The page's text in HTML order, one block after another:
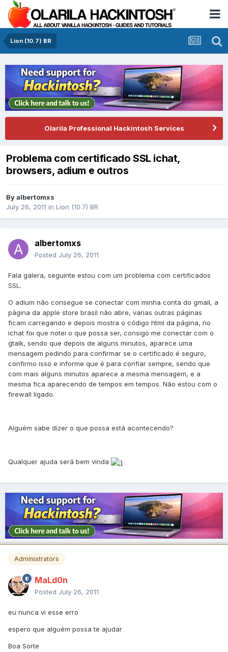
Lion (10.7) BR
Olarila Professional Hackintosh Services
Problema com certificado SSL ichat,
browsers, adium e outros
Byalbertomxs
July 26, 2011 in Lion (10.7) BR
albertomxs
Posted July 26, 2011
Fala galera, seguinte estou com um problema com certificados
SSL.
O adium não consegue se conectar com minha conta do gmail, a
página da apple store brasil não abre, varias outras páginas
ficam carregando e depois mostra o código html da página, no
ichat foi que notei o que possa ser, consigo me conectar com o
gtalk, sendo que depois de alguns minutos, aparece uma
mensagem pedindo para confirmar se o certificado é seguro,
confirmo isso e informe que é para confiar sempre, sendo que
com mais alguns minutos aparece a mesma mensagem, e a
mesma fica aparecendo de tempos em tempos. Não estou com o
firewall ligado.
Alguém sabe dizer o que possa está acontecendo?
Qualquer ajuda será bem vinda
Administrators
MaLd0n
Posted July 26, 2011
eu nunca vi esse erro
espero que alguém possa te ajudar
Boa Sorte